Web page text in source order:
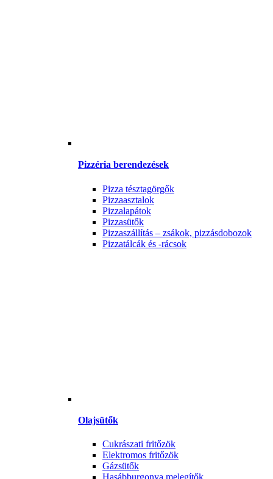
Pizzéria berendezések
Pizza tésztagörgők
Pizzaasztalok
Pizzalapátok
Pizzasütők
Pizzaszállítás – zsákok, pizzásdobozok
Pizzatálcák és -rácsok
Olajsütők
Cukrászati fritőzök
Elektromos fritőzök
Gázsütők